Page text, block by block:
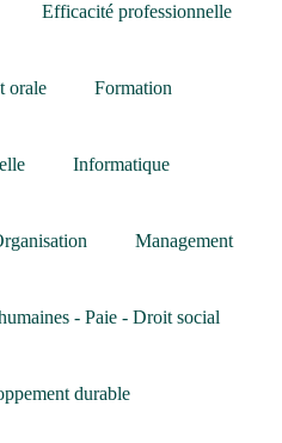
Efficacité professionnelle
orale Formation
Informatique
Management
- Paie - Droit social
durable